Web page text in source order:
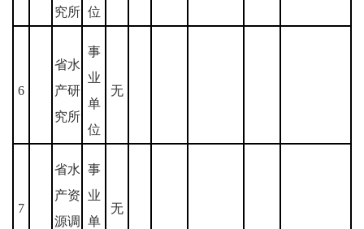
究所 位
6
省水
产研
究所
事
业
单
位
无
7
省水
产资
源调
事
业
单
无